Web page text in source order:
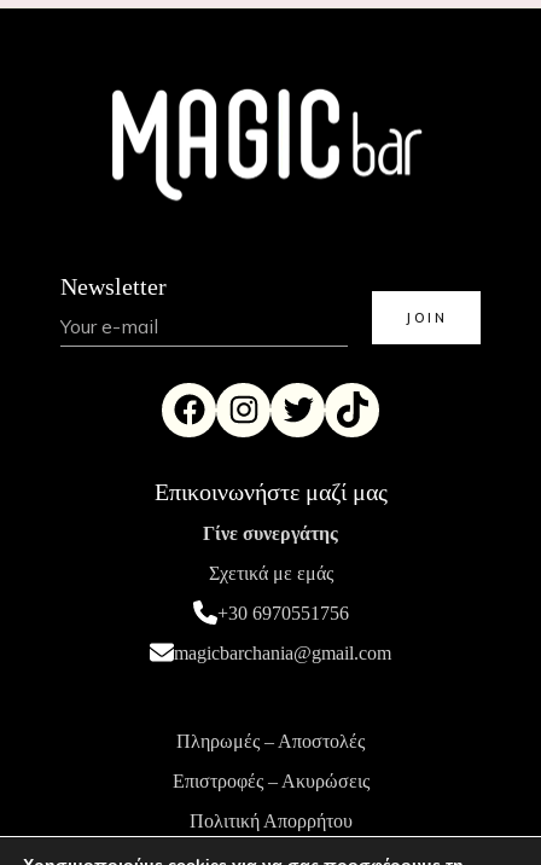
Newsletter
Επικοινωνήστε μαζί μας
Γίνε συνεργάτης
Σχετικά με εμάς
+30 6970551756
magicbarchania@gmail.com
Πληρωμές – Αποστολές
Επιστροφές – Ακυρώσεις
Πολιτική Απορρήτου
Όροι και Προϋποθέσεις